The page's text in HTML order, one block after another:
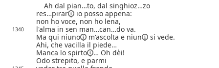
Ah dal pian…to, dal singhioz…zo
res…pirar
io posso appena:
non ho voce, non ho lena,
1340
l'alma in sen man…can…do va.
Ma qui niuno m'ascolta e niun
si vede.
Ahi, che vacilla il piede…
Manca lo spirto
… Oh dèi!
Odo strepito, e parmi